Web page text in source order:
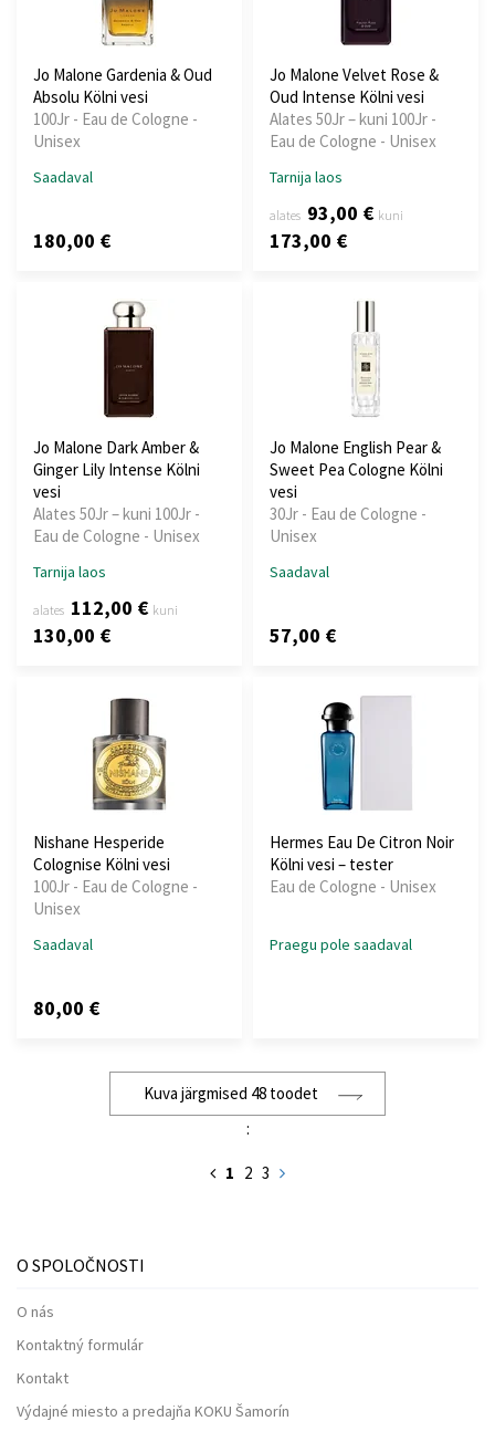
Jo Malone Gardenia & Oud
Absolu Kölni vesi
100Jr - Eau de Cologne -
Unisex
Saadaval
180,00 €
Jo Malone Velvet Rose &
Oud Intense Kölni vesi
Alates 50Jr – kuni 100Jr -
Eau de Cologne - Unisex
Tarnija laos
alates 93,00 € kuni
173,00 €
Jo Malone Dark Amber &
Ginger Lily Intense Kölni
vesi
Alates 50Jr – kuni 100Jr -
Eau de Cologne - Unisex
Tarnija laos
alates 112,00 € kuni
130,00 €
Jo Malone English Pear &
Sweet Pea Cologne Kölni
vesi
30Jr - Eau de Cologne -
Unisex
Saadaval
57,00 €
Nishane Hesperide
Colognise Kölni vesi
100Jr - Eau de Cologne -
Unisex
Saadaval
80,00 €
Hermes Eau De Citron Noir
Kölni vesi – tester
Eau de Cologne - Unisex
Praegu pole saadaval
Kuva järgmised 48 toodet
:
1 2 3
O SPOLOČNOSTI
O nás
Kontaktný formulár
Kontakt
Výdajné miesto a predajňa KOKU Šamorín